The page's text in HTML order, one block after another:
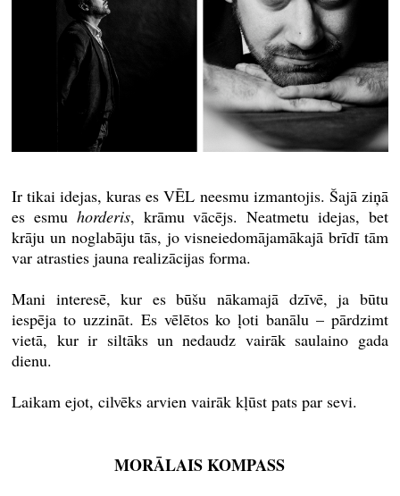
Ir tikai idejas, kuras es VĒL neesmu izmantojis. Šajā ziņā
es esmu horderis, krāmu vācējs. Neatmetu idejas, bet
krāju un noglabāju tās, jo visneiedomājamākajā brīdī tām
var atrasties jauna realizācijas forma.
Mani interesē, kur es būšu nākamajā dzīvē, ja būtu
iespēja to uzzināt. Es vēlētos ko ļoti banālu – pārdzimt
vietā, kur ir siltāks un nedaudz vairāk saulaino gada
dienu.
Laikam ejot, cilvēks arvien vairāk kļūst pats par sevi.
MORĀLAIS KOMPASS